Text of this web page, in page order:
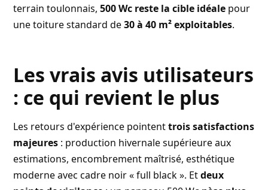
terrain toulonnais,500 Wc reste la cible idéale pour
une toiture standard de30 à 40 m² exploitables.
Les vrais avis utilisateurs
: ce qui revient le plus
Les retours d'expérience pointenttrois satisfactions
majeures : production hivernale supérieure aux
estimations, encombrement maîtrisé, esthétique
moderne avec cadre noir « full black ». Etdeux